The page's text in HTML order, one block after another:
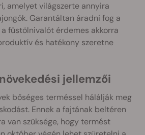
amelyet világszerte annyira
Garantáltan áradni fog a
füstölnivalót érdemes akkorra
és hatékony szeretne
jellemzői
bőséges terméssel hálálják meg
Ennek a fajtának beltéren
van szüksége, hogy termést